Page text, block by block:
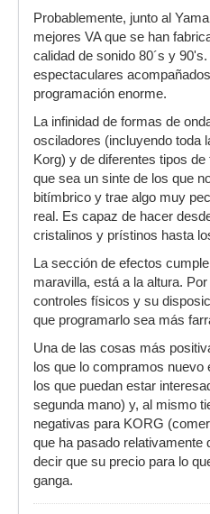
Probablemente, junto al
mejores VA que se han
calidad de sonido 80´s y
espectaculares
programación enorme.
La infinidad de formas de
osciladores (incluyendo toda
Korg) y de diferentes tipos
que sea un sinte de los que
bitímbrico y trae algo muy
real. Es capaz de hacer
cristalinos y prístinos hasta
La sección de efectos
maravilla, está a la altura.
controles físicos y su
que programarlo sea más
Una de las cosas más
los que lo compramos
los que puedan estar
segunda mano) y, al mismo
negativas para KORG
que ha pasado relativamente
decir que su precio para lo
ganga.